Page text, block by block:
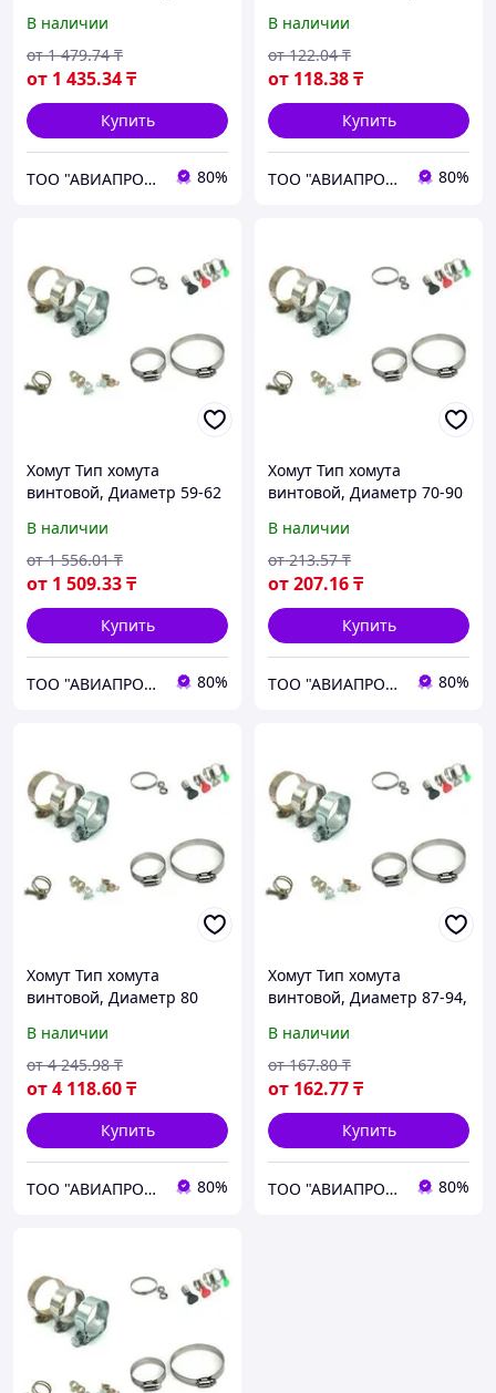
В наличии
от 1 435.34₸
от 1 479.74 ₸
Купить
ТОО "АВИАПРОМСТАЛЬ" 80%
В наличии
от 118.38₸
от 122.04 ₸
Купить
ТОО "АВИАПРОМСТАЛЬ" 80%
Хомут Тип хомута
винтовой, Диаметр 59-62
В наличии
от 1 509.33₸
от 1 556.01 ₸
Купить
ТОО "АВИАПРОМСТАЛЬ" 80%
Хомут Тип хомута
винтовой, Диаметр 70-90
В наличии
от207.16₸
от 213.57 ₸
Купить
ТОО "АВИАПРОМСТАЛЬ" 80%
Хомут Тип хомута
винтовой, Диаметр 80
В наличии
от4 118.60₸
от 4 245.98 ₸
Купить
ТОО "АВИАПРОМСТАЛЬ" 80%
Хомут Тип хомута
винтовой, Диаметр 87-94,
В наличии
от 162.77₸
от 167.80 ₸
Купить
ТОО "АВИАПРОМСТАЛЬ" 80%